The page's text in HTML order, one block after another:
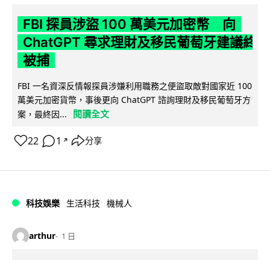
FBI 探員涉盜 100 萬美元加密幣 向
ChatGPT 尋求理財及移民葡萄牙建議終
被捕
FBI 一名資深反情報探員涉嫌利用職務之便盜取敵對國家近 100
萬美元加密貨幣，事後更向 ChatGPT 諮詢理財及移民葡萄牙方
案，最終因...
閱讀全文
22 1 ↗ 分享
科技娛樂 生活科技 機械人
arthur 1 日